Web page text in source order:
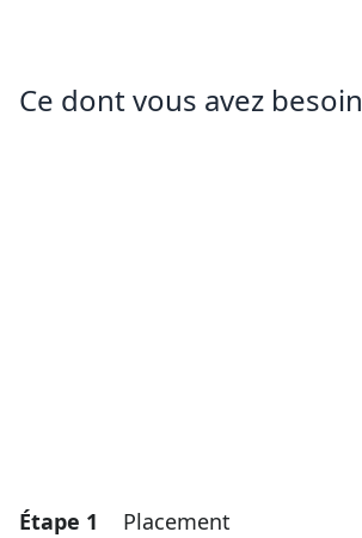
Ce dont vous avez besoin
Étape 1 Placement